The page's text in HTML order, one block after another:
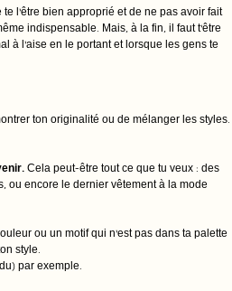
te l'être bien approprié et de ne pas avoir fait
indispensable. Mais, à la fin, il faut t'être
à l'aise en le portant et lorsque les gens te
ton originalité ou de mélanger les styles.
Cela peut-être tout ce que tu veux : des
ou encore le dernier vêtement à la mode
ou un motif qui n'est pas dans ta palette
style.
par exemple.